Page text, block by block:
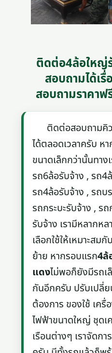
ติดต่อ4ล้อใหญ่
สอบถามได้เ
สอบถามราคาฟ
ติดต่อสอบถามคิว
ได้ตลอดเวลาครับ ห
ขนาดเล็กกว่านั้นทาง
รถ6ล้อรับจ้าง , รถ4
รถ4ล้อรับจ้าง , รถบ
รถกระบะรับจ้าง , ร
รับจ้าง เรามีหลากห
เลือกใช้ให้เหมาะสม
ย้าย หากรอบแรก4ล้
แดงไม่พอก็ยังมีรถเ
กันอีกครับ ปรับเปลี่
ต้องการ ของใช้ เครื่
ไฟฟ้าขนาดใหญ่ ชุดเ
เรือนต่างๆ เราจัดก